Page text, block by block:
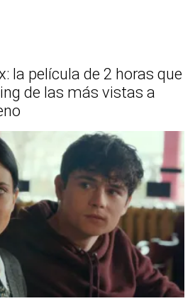
la película de 2 horas que
de las más vistas a